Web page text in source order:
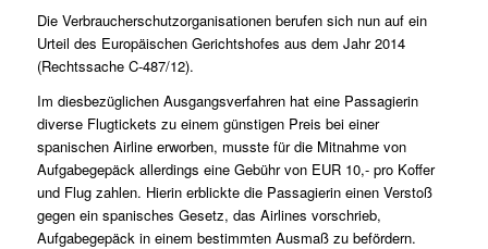
Die Verbraucherschutzorganisationen berufen sich nun auf ein
Urteil des Europäischen Gerichtshofes aus dem Jahr 2014
(Rechtssache C-487/12).
Im diesbezüglichen Ausgangsverfahren hat eine Passagierin
diverse Flugtickets zu einem günstigen Preis bei einer
spanischen Airline erworben, musste für die Mitnahme von
Aufgabegepäck allerdings eine Gebühr von EUR 10,- pro Koffer
und Flug zahlen. Hierin erblickte die Passagierin einen Verstoß
gegen ein spanisches Gesetz, das Airlines vorschrieb,
Aufgabegepäck in einem bestimmten Ausmaß zu befördern.